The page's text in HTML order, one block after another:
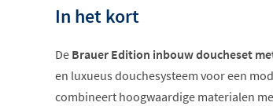
In het kort
De Brauer Edition inbouw doucheset
en luxueus douchesysteem voor een
combineert hoogwaardige materialen